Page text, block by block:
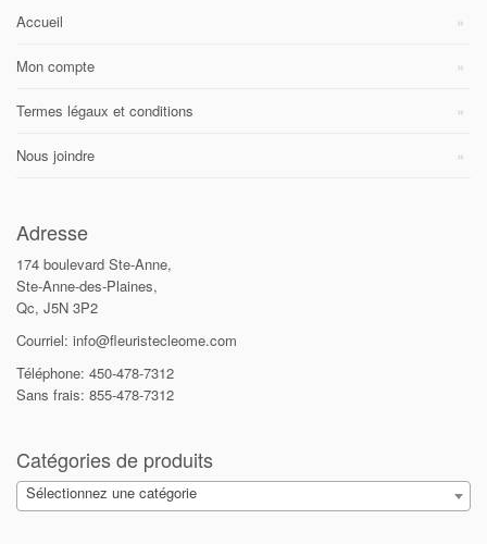
Accueil
Mon compte
Termes légaux et conditions
Nous joindre
Adresse
174 boulevard Ste-Anne,
Ste-Anne-des-Plaines,
Qc, J5N 3P2
Courriel: info@fleuristecleome.com
Téléphone: 450-478-7312
Sans frais: 855-478-7312
Catégories de produits
Sélectionnez une catégorie